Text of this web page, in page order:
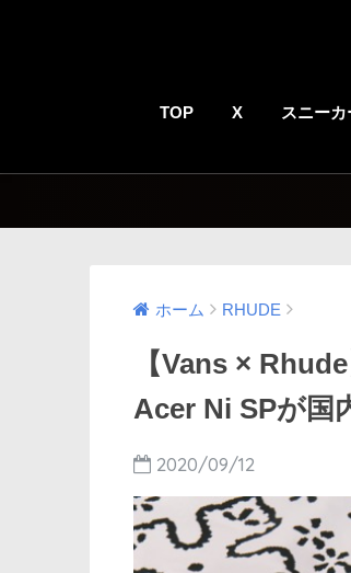
TOP X スニーカ
ホーム RHUDE
【Vans ×
Acer Ni SPが国
2020/09/12